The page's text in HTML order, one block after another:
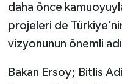
daha önce
projeleri de
vizyonunun önemli
Bakan Ersoy; Bitlis